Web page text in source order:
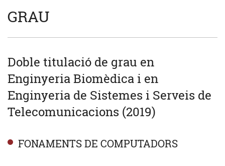
GRAU
Doble titulació de grau en
Enginyeria Biomèdica i en
Enginyeria de Sistemes i Serveis de
Telecomunicacions (2019)
FONAMENTS DE COMPUTADORS